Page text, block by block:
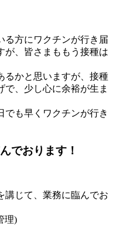
る方にワクチンが行き届
が、皆さまももう接種は
るかと思いますが、接種
で、少し心に余裕が生ま
でも早くワクチンが行き
でおります！
講じて、業務に臨んでお
理)